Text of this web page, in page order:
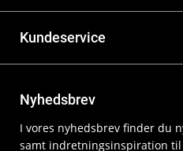
Kundeservice
Nyhedsbrev
I vores nyhedsbrev finder du
samt indretningsinspiration